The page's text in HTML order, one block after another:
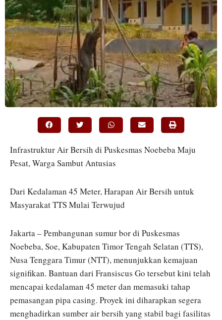
Infrastruktur Air Bersih di Puskesmas Noebeba Maju
Pesat, Warga Sambut Antusias
Dari Kedalaman 45 Meter, Harapan Air Bersih untuk
Masyarakat TTS Mulai Terwujud
Jakarta – Pembangunan sumur bor di Puskesmas
Noebeba, Soe, Kabupaten Timor Tengah Selatan (TTS),
Nusa Tenggara Timur (NTT), menunjukkan kemajuan
signifikan. Bantuan dari Fransiscus Go tersebut kini telah
mencapai kedalaman 45 meter dan memasuki tahap
pemasangan pipa casing. Proyek ini diharapkan segera
menghadirkan sumber air bersih yang stabil bagi fasilitas